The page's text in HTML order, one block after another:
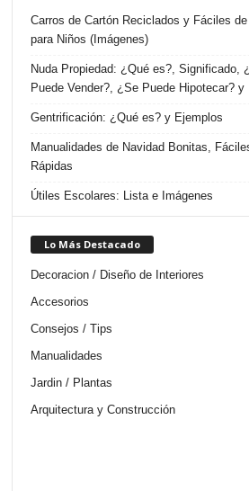
Carros de Cartón Reciclados y Fáciles
para Niños (Imágenes)
Nuda Propiedad: ¿Qué es?, Significado,
Puede Vender?, ¿Se Puede Hipotecar? y
Gentrificación: ¿Qué es? y Ejemplos
Manualidades de Navidad Bonitas,
Rápidas
Útiles Escolares: Lista e Imágenes
Lo Más Destacado
Decoracion / Diseño de Interiores
Accesorios
Consejos / Tips
Manualidades
Jardin / Plantas
Arquitectura y Construcción